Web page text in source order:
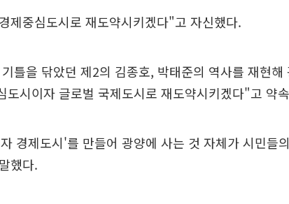
제중심도시로 재도약시키겠다"고 자신했다.
틀을 닦았던 제2의 김종호, 박태준의 역사를 재현해
도시이자 글로벌 국제도시로 재도약시키겠다"고 약
경제도시'를 만들어 광양에 사는 것 자체가 시민들
했다.